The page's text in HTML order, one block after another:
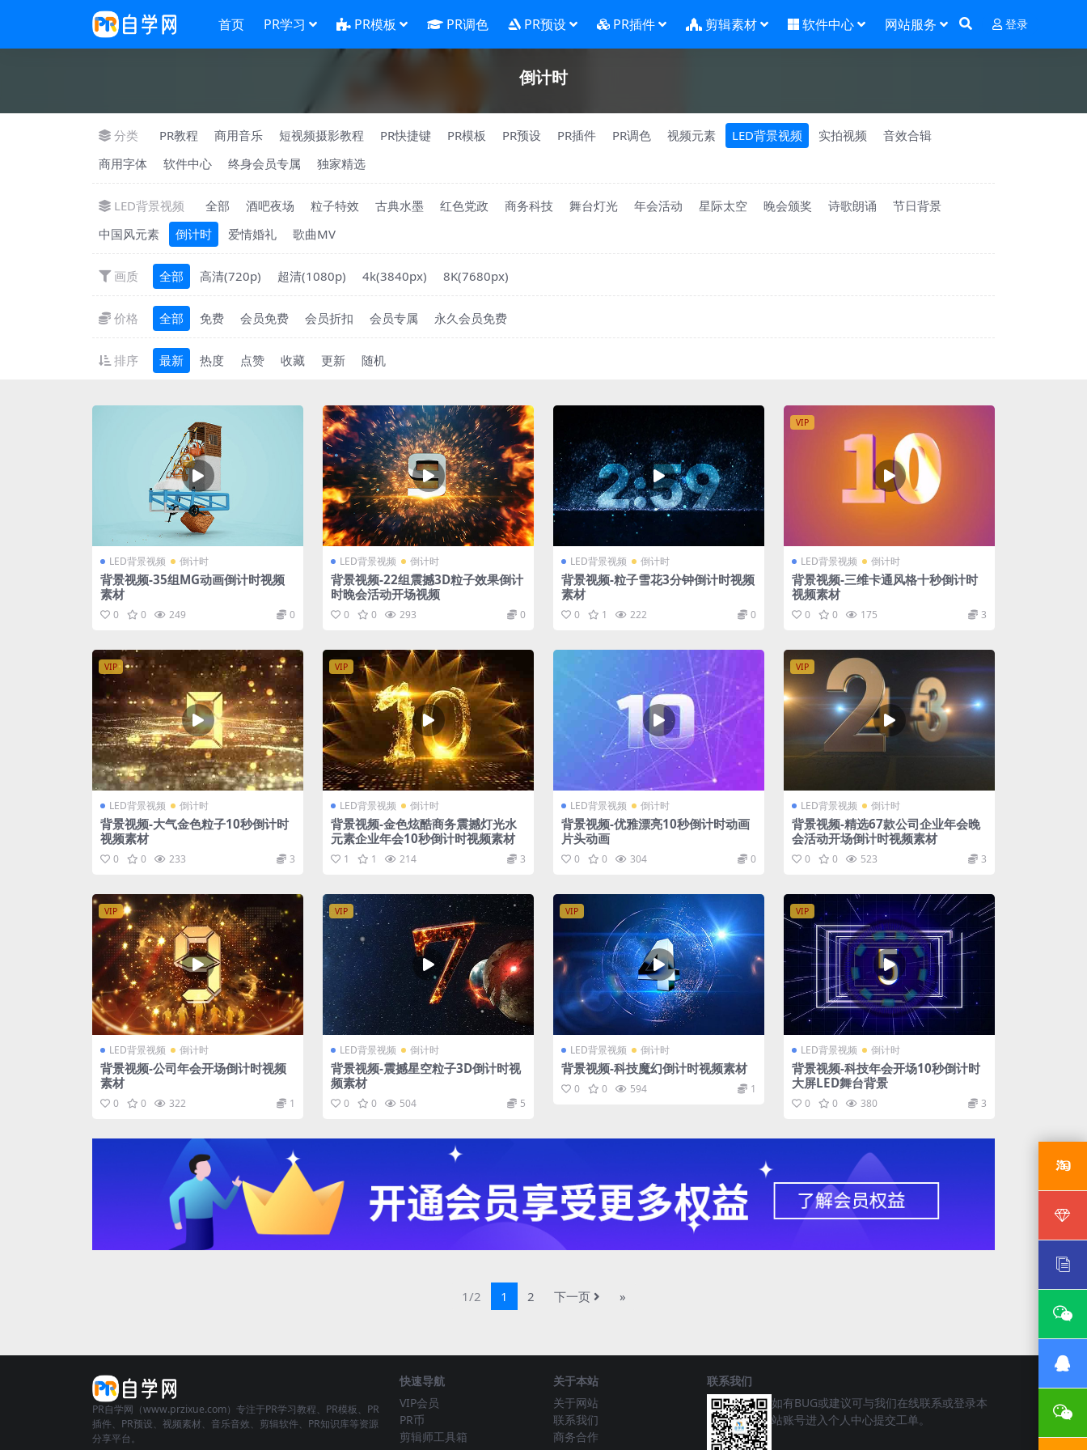
首页 PR学习 PR模板 PR调色 PR预设 PR插件 剪辑素材 软件中心 网站服务 登录
倒计时
分类 PR教程 商用音乐 短视频摄影教程 PR快捷键 PR模板 PR预设 PR插件 PR调色 视频元素 LED背景视频 实拍视频
音效合辑
商用字体
软件中心 终身会员专属 独家精选
LED背景视频 全部 酒吧夜场 粒子特效 古典水墨 红色党政 商务科技 舞台灯光 年会活动 星际太空 晚会颁奖 诗歌朗诵
节日背景
中国风元素
倒计时 爱情婚礼 歌曲MV
画质 全部 高清(720p) 超清(1080p) 4k(3840px) 8K(7680px)
价格 全部 免费 会员免费 会员折扣 会员专属 永久会员免费
排序 最新 热度 点赞 收藏 更新 随机
LED背景视频 倒计时
背景视频-35组MG动画倒计时视频
素材
0 0 249 0
LED背景视频 倒计时
背景视频-22组震撼3D粒子效果倒计
时晚会活动开场视频
0 0 293 0
LED背景视频 倒计时
背景视频-粒子雪花3分钟倒计时视频
素材
0 1 222 0
VIP
LED背景视频 倒计时
背景视频-三维卡通风格十秒倒计时
视频素材
0 0 175 3
VIP
LED背景视频 倒计时
背景视频-大气金色粒子10秒倒计时
视频素材
0 0 233 3
VIP
LED背景视频 倒计时
背景视频-金色炫酷商务震撼灯光水
元素企业年会10秒倒计时视频素材
1 1 214 3
LED背景视频 倒计时
背景视频-优雅漂亮10秒倒计时动画
片头动画
0 0 304 0
VIP
LED背景视频 倒计时
背景视频-精选67款公司企业年会晚
会活动开场倒计时视频素材
0 0 523 3
VIP
LED背景视频 倒计时
背景视频-公司年会开场倒计时视频
素材
0 0 322 1
VIP
LED背景视频 倒计时
背景视频-震撼星空粒子3D倒计时视
频素材
0 0 504 5
VIP
LED背景视频 倒计时
背景视频-科技魔幻倒计时视频素材
0 0 594 1
VIP
LED背景视频 倒计时
背景视频-科技年会开场10秒倒计时
大屏LED舞台背景
0 0 380 3
1/2 1 2 下一页 »
PR自学网（www.przixue.com）专注于PR学习教程、PR模板、PR
插件、PR预设、视频素材、音乐音效、剪辑软件、PR知识库等资源
分享平台。
快速导航
VIP会员
PR币
剪辑师工具箱
关于本站
关于网站
联系我们
商务合作
联系我们
如有BUG或建议可与我们在线联系或登录本
站账号进入个人中心提交工单。